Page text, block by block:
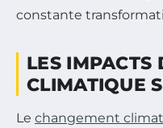
constante
LES IMPACTS
CLIMATIQUE
Le changement